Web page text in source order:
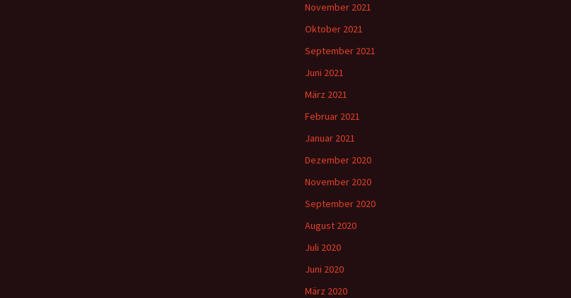
November 2021
Oktober 2021
September 2021
Juni 2021
März 2021
Februar 2021
Januar 2021
Dezember 2020
November 2020
September 2020
August 2020
Juli 2020
Juni 2020
März 2020